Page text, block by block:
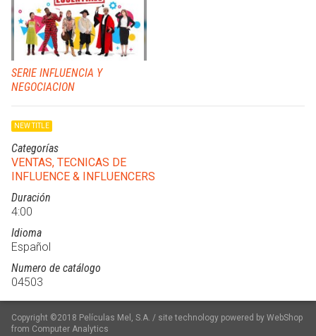
SERIE INFLUENCIA Y
NEGOCIACION
NEW TITLE
Categorías
VENTAS, TECNICAS DE
INFLUENCE & INFLUENCERS
Duración
4:00
Idioma
Español
Numero de catálogo
04503
Copyright ©2018 Películas Mel, S.A. / site technology powered by WebShop
from Computer Analytics